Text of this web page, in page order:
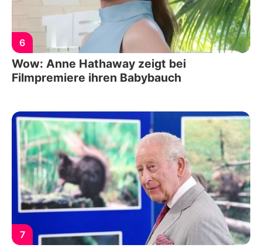
6
Wow: Anne Hathaway zeigt bei
Filmpremiere ihren Babybauch
7